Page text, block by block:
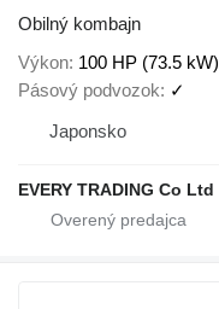
Obilný kombajn
Výkon 100 HP (73.5 kW)
Pásový podvozok
✓
Japonsko
EVERY TRADING Co Ltd